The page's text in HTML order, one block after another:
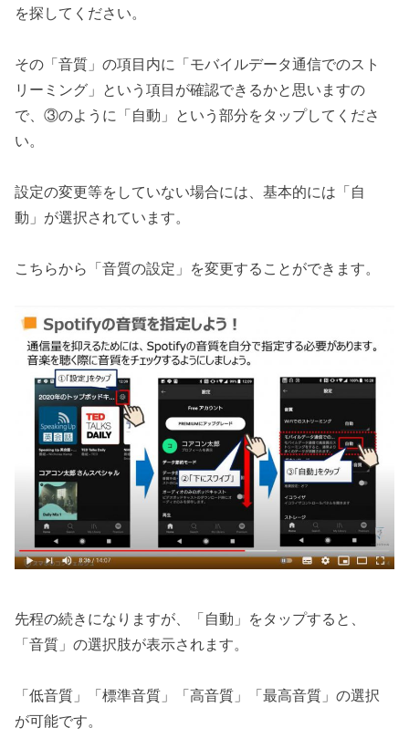
を探してください。
その「音質」の項目内に「モバイルデータ通信でのスト
リーミング」という項目が確認できるかと思いますの
で、③のように「自動」という部分をタップしてくださ
い。
設定の変更等をしていない場合には、基本的には「自
動」が選択されています。
こちらから「音質の設定」を変更することができます。
先程の続きになりますが、「自動」をタップすると、
「音質」の選択肢が表示されます。
「低音質」「標準音質」「高音質」「最高音質」の選択
が可能です。